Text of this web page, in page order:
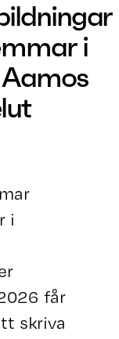
i
i
får
skriva